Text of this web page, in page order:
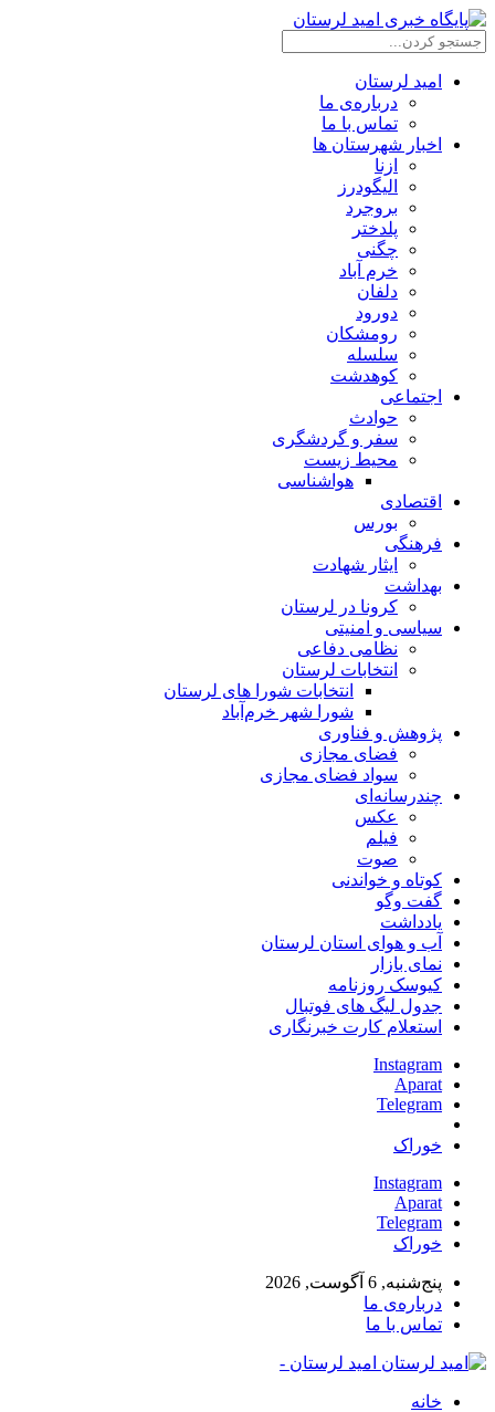
امید لرستان
درباره‌ی ما
تماس با ما
اخبار شهرستان ها
ازنا
الیگودرز
بروجرد
پلدختر
چگنی
خرم آباد
دلفان
دورود
رومشکان
سلسله
کوهدشت
اجتماعی
حوادث
سفر و گردشگری
محیط زیست
هواشناسی
اقتصادی
بورس
فرهنگی
ایثار شهادت
بهداشت
کرونا در لرستان
سیاسی و امنیتی
نظامی دفاعی
انتخابات لرستان
انتخابات شورا های لرستان
شورا شهر خرم‌آباد
پژوهش و فناوری
فضای مجازی
سواد فضای مجازی
چندرسانه‌ای
عكس
فیلم
صوت
کوتاه و خواندنی
گفت وگو
یادداشت
آب و هوای استان لرستان
نمای بازار
کیوسک روزنامه
جدول لیگ های فوتبال
استعلام کارت خبرنگاری
Instagram
Aparat
Telegram
خوراک
Instagram
Aparat
Telegram
خوراک
پنج‌شنبه, 6 آگوست, 2026
درباره‌ی ما
تماس با ما
امید لرستان -
خانه